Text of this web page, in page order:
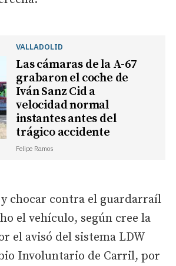
VALLADOLID
Las cámaras de la A-67
grabaron el coche de
Iván Sanz Cid a
velocidad normal
instantes antes del
trágico accidente
Felipe Ramos
chocar contra el guardarraíl
el vehículo, según cree la
el avisó del sistema LDW
Involuntario de Carril, por